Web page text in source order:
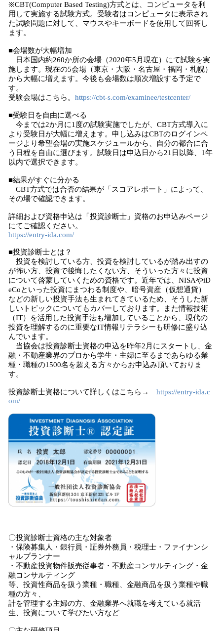
※CBT(Computer Based Testing)方式とは、コンピュータを利
用して実施する試験方式。受験者はコンピュータに表示され
た試験問題に対して、マウスやキーボードを使用して回答し
ます。
■会場数が大幅増加
日本国内約260か所の会場（2020年5月現在）にて試験を実
施します。現在の5会場（東京・大阪・名古屋・福岡・札幌）
から大幅に増えます。今後も会場数は順次増設する予定で
す。
受験会場はこちら。 https://cbt-s.com/examinee/testcenter/
■受験日を自由に選べる
今までは2か月に1度の試験実施でしたが、CBT方式導入に
より受験日が大幅に増えます。申し込みはCBTのログインペ
ージより希望会場の実施スケジュールから、自分の都合に合
う日程を自由に選びます。試験日は申込日から21日以降、1年
以内で選択できます。
■結果がすぐに分かる
CBT方式では合否の結果が「スコアレポート」によって、
その場で確認できます。
詳細および資格申込は「投資診断士」資格のお申込みページ
にてご確認ください。
https://entry-ida.com/
■投資診断士とは？
投資を検討している方、投資を検討しているが踏み出すの
が怖い方、投資で後悔したくない方、そういった方々に投資
について啓蒙していくための資格です。近年では、NISAやiD
eCoといった投資にまつわる制度や、暗号資産（仮想通貨）
などの新しい投資手法も生まれてきているため、そうした新
しいトピックについてもカバーしております。また情報技術
（IT）を活用した投資手法も増加していることから、現代の
投資を理解するのに重要なIT情報リテラシーも研修に盛り込
んでいます。
当協会は投資診断士資格の申込を昨年2月にスタートし、金
融・不動産業界のプロから学生・主婦に至るまであらゆる業
種・職種の1500名を超える方々からお申込み頂いておりま
す。
投資診断士資格について詳しくはこちら→ https://entry-ida.c
om/
〇投資診断士資格の主な対象者
・保険募集人・銀行員・証券外務員・税理士・ファイナンシ
ャルプランナー
・不動産投資物件販売従事者・不動産コンサルティング・金
融コンサルティング
等、投資性商品を扱う業種・職種、金融商品を扱う業種や職
種の方々、
計を管理する主婦の方、金融業界へ就職を考えている就活
生、投資について学びたい方など